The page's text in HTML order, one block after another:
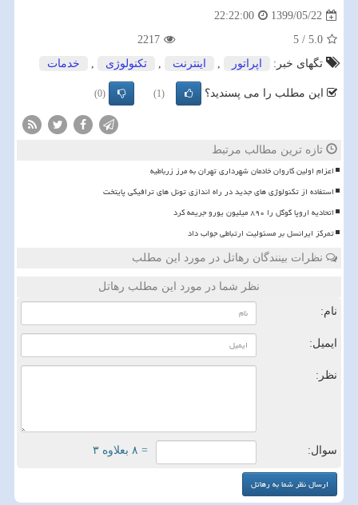
1399/05/22
22:22:00
5.0
/
5
2217
تگهای خبر:
اپراتور , اینترنت , تكنولوژی , خدمات
این مطلب را می پسندید؟ (1)
(0)
تازه ترین مطالب مرتبط
اعزام اولین کاروان خادمان شهرداری تهران به مرز زرباطیه
استفاده از تکنولوژی های جدید در راه اندازی تونل های ترافیکی پایتخت
اتحادیه اروپا گوگل را ۸۹۰ میلیون یورو جریمه کرد
تمرکز ایرانسل بر مسئولیت ارتباطی جواب داد
نظرات بینندگان رهاتل در مورد این مطلب
نظر شما در مورد این مطلب رهاتل
نام:
ایمیل:
نظر:
سوال: = ۸ بعلاوه ۳